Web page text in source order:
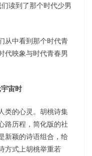
读到了那个时代少男
从中看到那个时代青
代映象与时代青春男
宙时
类的心灵。胡桃诗集
路历程，简化版的社
新颖的诗语组合，给
方式上胡桃举重若